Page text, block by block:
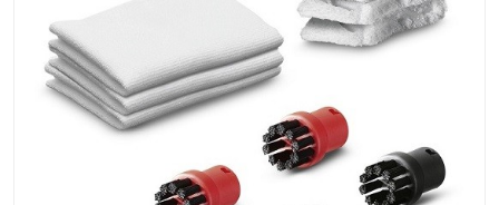
Zemin Temizlik Makine Parçaları
Kimyasallar Deterjanlar